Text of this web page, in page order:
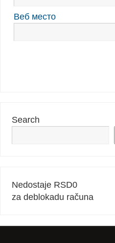
Веб место
Search
Nedostaje RSD0
za deblokadu računa